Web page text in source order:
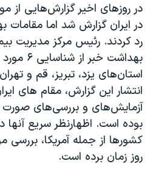
در روزهای اخیر گزارش‌هایی از
در ایران گزارش شد اما مقامات
رد کردند. رئیس مرکز مدیریت
بهداشت
استان‌های یزد، تبریز، قم و
انتشار این گزارش، مقام های
آزمایش‌های و بررسی‌های صورت
بوده است. اظهارنظر سریع آنها
کشورها از جمله آمریکا،
روز زمان برده است.